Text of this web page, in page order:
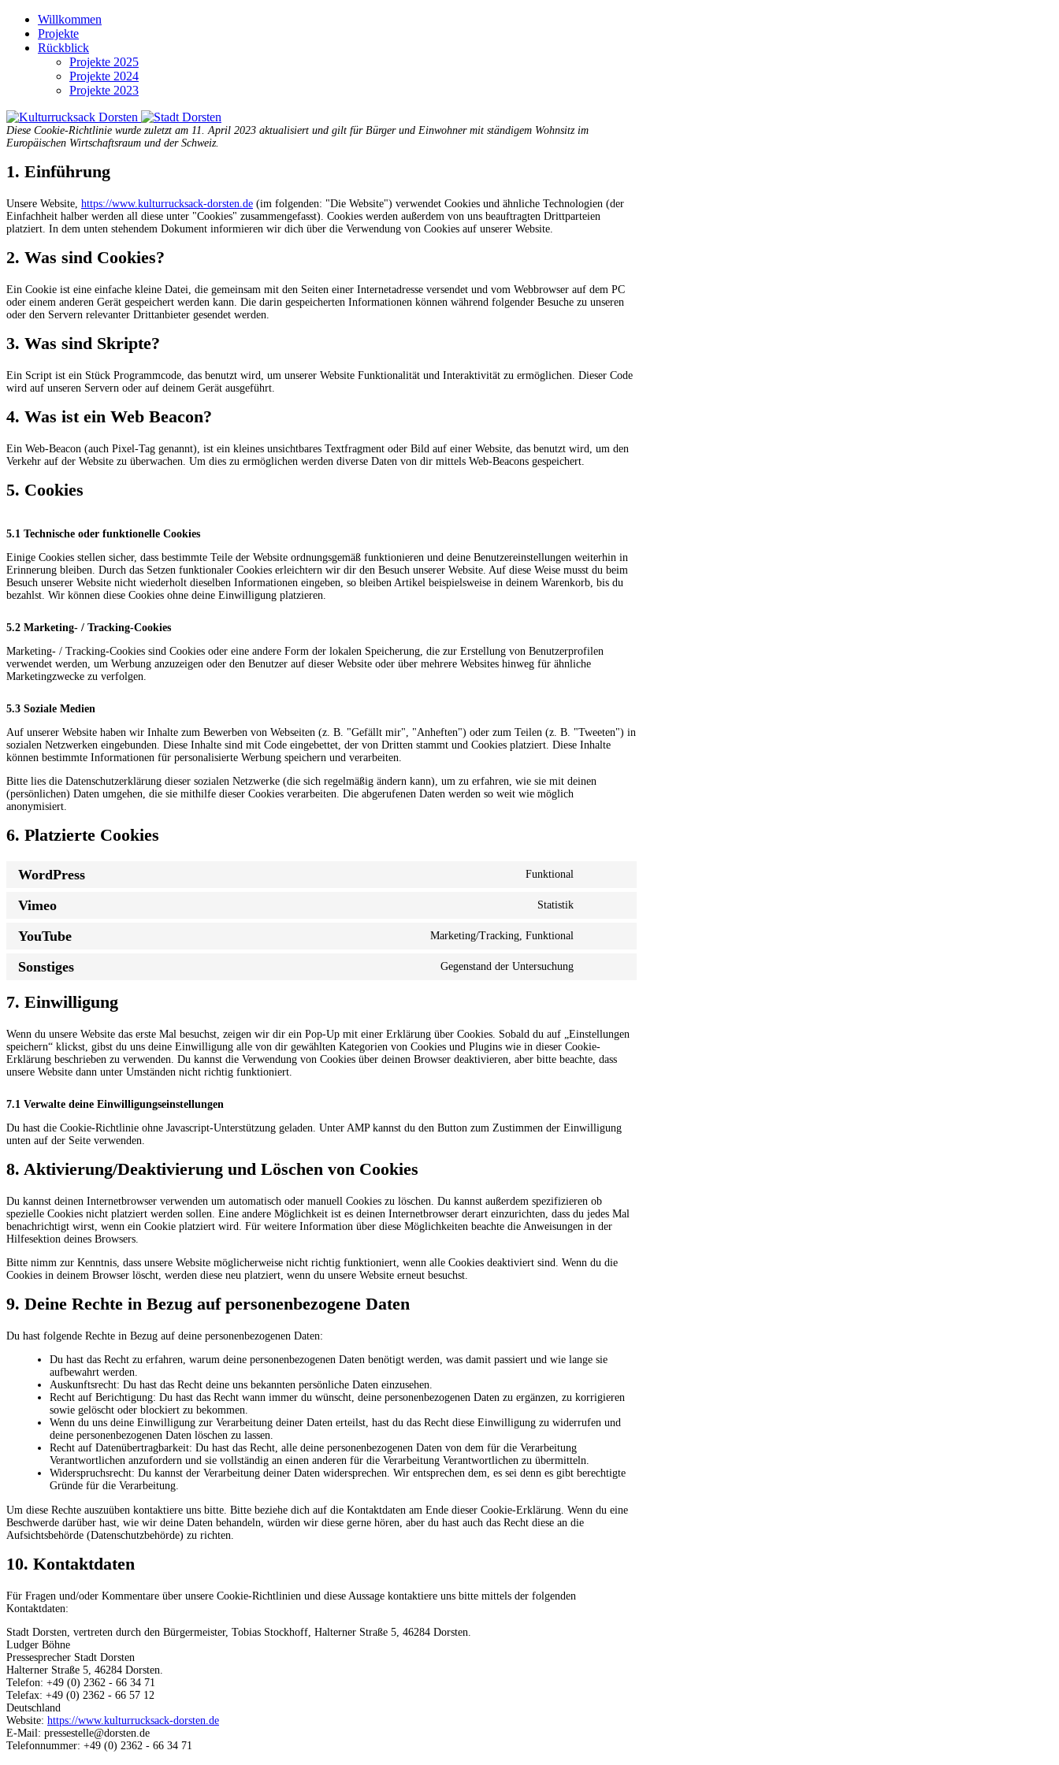
Skip
content
Willkommen
Projekte
Rückblick
Projekte 2025
Projekte 2024
Projekte 2023
Diese Cookie-Richtlinie wurde zuletzt am 11. April 2023 aktualisiert und gilt für Bürger und Einwohner mit ständigem Wohnsitz im
Europäischen Wirtschaftsraum und der Schweiz.
1. Einführung
Unsere Website, https://www.kulturrucksack-dorsten.de (im folgenden: "Die Website") verwendet Cookies und ähnliche Technologien (der
Einfachheit halber werden all diese unter "Cookies" zusammengefasst). Cookies werden außerdem von uns beauftragten Drittparteien
platziert. In dem unten stehendem Dokument informieren wir dich über die Verwendung von Cookies auf unserer Website.
2. Was sind Cookies?
Ein Cookie ist eine einfache kleine Datei, die gemeinsam mit den Seiten einer Internetadresse versendet und vom Webbrowser auf dem PC
oder einem anderen Gerät gespeichert werden kann. Die darin gespeicherten Informationen können während folgender Besuche zu unseren
oder den Servern relevanter Drittanbieter gesendet werden.
3. Was sind Skripte?
Ein Script ist ein Stück Programmcode, das benutzt wird, um unserer Website Funktionalität und Interaktivität zu ermöglichen. Dieser Code
wird auf unseren Servern oder auf deinem Gerät ausgeführt.
4. Was ist ein Web Beacon?
Ein Web-Beacon (auch Pixel-Tag genannt), ist ein kleines unsichtbares Textfragment oder Bild auf einer Website, das benutzt wird, um den
Verkehr auf der Website zu überwachen. Um dies zu ermöglichen werden diverse Daten von dir mittels Web-Beacons gespeichert.
5. Cookies
5.1 Technische oder funktionelle Cookies
Einige Cookies stellen sicher, dass bestimmte Teile der Website ordnungsgemäß funktionieren und deine Benutzereinstellungen weiterhin in
Erinnerung bleiben. Durch das Setzen funktionaler Cookies erleichtern wir dir den Besuch unserer Website. Auf diese Weise musst du beim
Besuch unserer Website nicht wiederholt dieselben Informationen eingeben, so bleiben Artikel beispielsweise in deinem Warenkorb, bis du
bezahlst. Wir können diese Cookies ohne deine Einwilligung platzieren.
5.2 Marketing- / Tracking-Cookies
Marketing- / Tracking-Cookies sind Cookies oder eine andere Form der lokalen Speicherung, die zur Erstellung von Benutzerprofilen
verwendet werden, um Werbung anzuzeigen oder den Benutzer auf dieser Website oder über mehrere Websites hinweg für ähnliche
Marketingzwecke zu verfolgen.
5.3 Soziale Medien
Auf unserer Website haben wir Inhalte zum Bewerben von Webseiten (z. B. "Gefällt mir", "Anheften") oder zum Teilen (z. B. "Tweeten") in
sozialen Netzwerken eingebunden. Diese Inhalte sind mit Code eingebettet, der von Dritten stammt und Cookies platziert. Diese Inhalte
können bestimmte Informationen für personalisierte Werbung speichern und verarbeiten.
Bitte lies die Datenschutzerklärung dieser sozialen Netzwerke (die sich regelmäßig ändern kann), um zu erfahren, wie sie mit deinen
(persönlichen) Daten umgehen, die sie mithilfe dieser Cookies verarbeiten. Die abgerufenen Daten werden so weit wie möglich
anonymisiert.
6. Platzierte Cookies
WordPress Funktional
Vimeo Statistik
YouTube Marketing/Tracking, Funktional
Sonstiges Gegenstand der Untersuchung
7. Einwilligung
Wenn du unsere Website das erste Mal besuchst, zeigen wir dir ein Pop-Up mit einer Erklärung über Cookies. Sobald du auf „Einstellungen
speichern“ klickst, gibst du uns deine Einwilligung alle von dir gewählten Kategorien von Cookies und Plugins wie in dieser Cookie-
Erklärung beschrieben zu verwenden. Du kannst die Verwendung von Cookies über deinen Browser deaktivieren, aber bitte beachte, dass
unsere Website dann unter Umständen nicht richtig funktioniert.
7.1 Verwalte deine Einwilligungseinstellungen
Du hast die Cookie-Richtlinie ohne Javascript-Unterstützung geladen. Unter AMP kannst du den Button zum Zustimmen der Einwilligung
unten auf der Seite verwenden.
8. Aktivierung/Deaktivierung und Löschen von Cookies
Du kannst deinen Internetbrowser verwenden um automatisch oder manuell Cookies zu löschen. Du kannst außerdem spezifizieren ob
spezielle Cookies nicht platziert werden sollen. Eine andere Möglichkeit ist es deinen Internetbrowser derart einzurichten, dass du jedes Mal
benachrichtigt wirst, wenn ein Cookie platziert wird. Für weitere Information über diese Möglichkeiten beachte die Anweisungen in der
Hilfesektion deines Browsers.
Bitte nimm zur Kenntnis, dass unsere Website möglicherweise nicht richtig funktioniert, wenn alle Cookies deaktiviert sind. Wenn du die
Cookies in deinem Browser löscht, werden diese neu platziert, wenn du unsere Website erneut besuchst.
9. Deine Rechte in Bezug auf personenbezogene Daten
Du hast folgende Rechte in Bezug auf deine personenbezogenen Daten:
Du hast das Recht zu erfahren, warum deine personenbezogenen Daten benötigt werden, was damit passiert und wie lange sie
aufbewahrt werden.
Auskunftsrecht: Du hast das Recht deine uns bekannten persönliche Daten einzusehen.
Recht auf Berichtigung: Du hast das Recht wann immer du wünscht, deine personenbezogenen Daten zu ergänzen, zu korrigieren
sowie gelöscht oder blockiert zu bekommen.
Wenn du uns deine Einwilligung zur Verarbeitung deiner Daten erteilst, hast du das Recht diese Einwilligung zu widerrufen und
deine personenbezogenen Daten löschen zu lassen.
Recht auf Datenübertragbarkeit: Du hast das Recht, alle deine personenbezogenen Daten von dem für die Verarbeitung
Verantwortlichen anzufordern und sie vollständig an einen anderen für die Verarbeitung Verantwortlichen zu übermitteln.
Widerspruchsrecht: Du kannst der Verarbeitung deiner Daten widersprechen. Wir entsprechen dem, es sei denn es gibt berechtigte
Gründe für die Verarbeitung.
Um diese Rechte auszuüben kontaktiere uns bitte. Bitte beziehe dich auf die Kontaktdaten am Ende dieser Cookie-Erklärung. Wenn du eine
Beschwerde darüber hast, wie wir deine Daten behandeln, würden wir diese gerne hören, aber du hast auch das Recht diese an die
Aufsichtsbehörde (Datenschutzbehörde) zu richten.
10. Kontaktdaten
Für Fragen und/oder Kommentare über unsere Cookie-Richtlinien und diese Aussage kontaktiere uns bitte mittels der folgenden
Kontaktdaten:
Stadt Dorsten, vertreten durch den Bürgermeister, Tobias Stockhoff, Halterner Straße 5, 46284 Dorsten.
Ludger Böhne
Pressesprecher Stadt Dorsten
Halterner Straße 5, 46284 Dorsten.
Telefon: +49 (0) 2362 - 66 34 71
Telefax: +49 (0) 2362 - 66 57 12
Deutschland
Website: https://www.kulturrucksack-dorsten.de
E-Mail: pressestelle@dorsten.de
Telefonnummer: +49 (0) 2362 - 66 34 71